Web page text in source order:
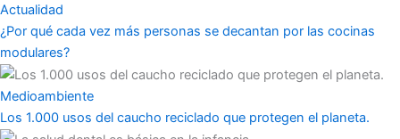
Actualidad
¿Por qué cada vez más personas se decantan por las cocinas
modulares?
Medioambiente
Los 1.000 usos del caucho reciclado que protegen el planeta.